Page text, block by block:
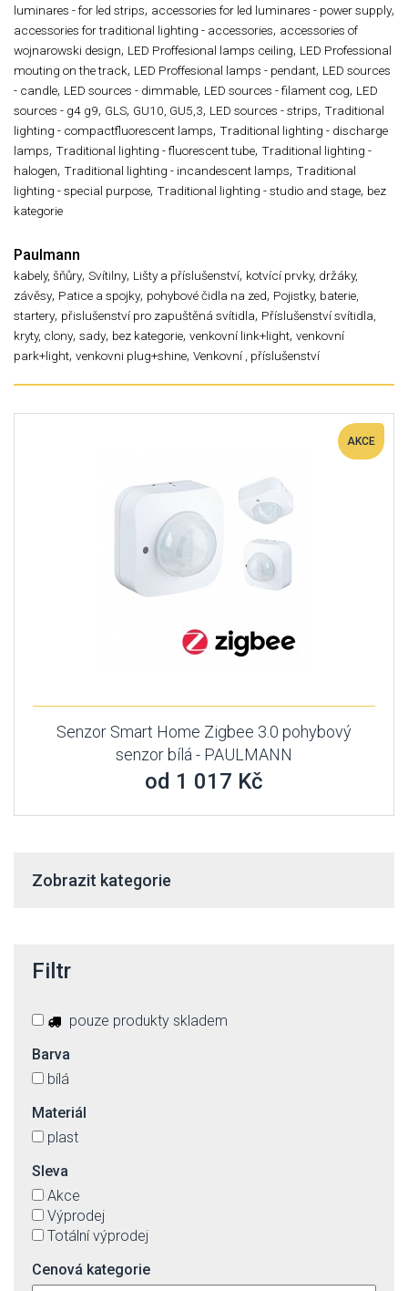
luminares - for led strips, accessories for led luminares - power supply,
accessories for traditional lighting - accessories, accessories of
wojnarowski design, LED Proffesional lamps ceiling, LED Professional
mouting on the track, LED Proffesional lamps - pendant, LED sources
- candle, LED sources - dimmable, LED sources - filament cog, LED
sources - g4 g9, GLS, GU10, GU5,3, LED sources - strips, Traditional
lighting - compactfluorescent lamps, Traditional lighting - discharge
lamps, Traditional lighting - fluorescent tube, Traditional lighting -
halogen, Traditional lighting - incandescent lamps, Traditional
lighting - special purpose, Traditional lighting - studio and stage, bez
kategorie
Paulmann
kabely, šňůry, Svítilny, Lišty a příslušenství, kotvící prvky, držáky,
závěsy, Patice a spojky, pohybové čidla na zed, Pojistky, baterie,
startery, přislušenství pro zapuštěná svítidla, Příslušenství svítidla,
kryty, clony, sady, bez kategorie, venkovní link+light, venkovní
park+light, venkovni plug+shine, Venkovní , příslušenství
AKCE
Senzor Smart Home Zigbee 3.0 pohybový
senzor bílá - PAULMANN
od 1 017 Kč
Zobrazit kategorie
Filtr
pouze produkty skladem
Barva
bílá
Materiál
plast
Sleva
Akce
Výprodej
Totální výprodej
Cenová kategorie